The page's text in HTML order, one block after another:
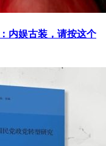
内娱古装，请按这个